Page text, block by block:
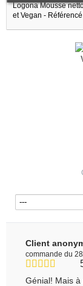
Logona Mousse
et Vegan -
---
Client
commande du
Génial! Mais